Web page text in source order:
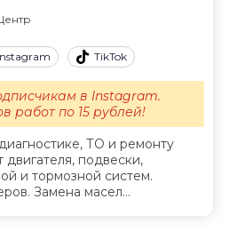
TikTok
ТО и ремонту
подвески,
и тормозной систем.
Замена масел...
в Instagram.
работ по 15 рублей!